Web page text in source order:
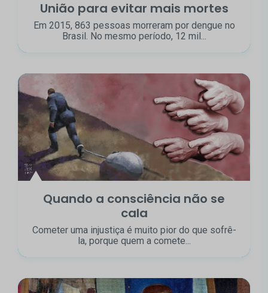
União para evitar mais mortes
Em 2015, 863 pessoas morreram por dengue no
Brasil. No mesmo período, 12 mil...
Quando a consciência não se
cala
Cometer uma injustiça é muito pior do que sofrê-
la, porque quem a comete...